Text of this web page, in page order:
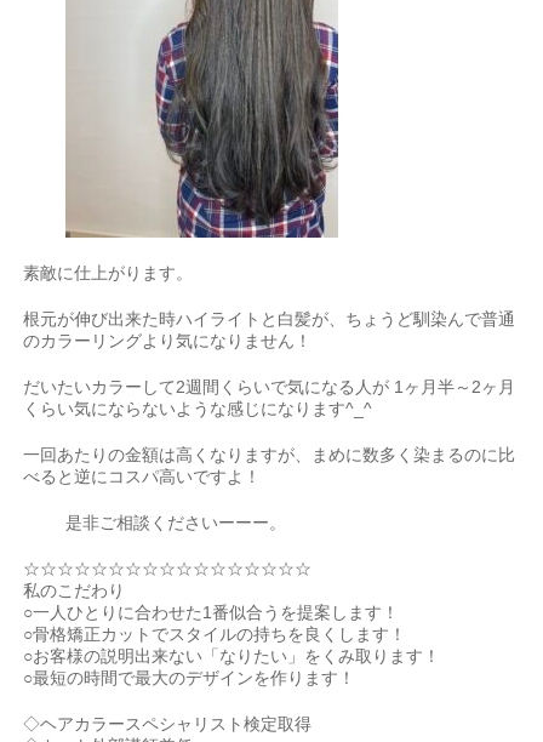
素敵に仕上がります。
根元が伸び出来た時ハイライトと白髪が、ちょうど馴染んで普通
のカラーリングより気になりません！
だいたいカラーして2週間くらいで気になる人が 1ヶ月半～2ヶ月
くらい気にならないような感じになります^_^
一回あたりの金額は高くなりますが、まめに数多く染まるのに比
べると逆にコスパ高いですよ！
是非ご相談くださいーーー。
☆☆☆☆☆☆☆☆☆☆☆☆☆☆☆☆☆
私のこだわり
○一人ひとりに合わせた1番似合うを提案します！
○骨格矯正カットでスタイルの持ちを良くします！
○お客様の説明出来ない「なりたい」をくみ取ります！
○最短の時間で最大のデザインを作ります！
◇ヘアカラースペシャリスト検定取得